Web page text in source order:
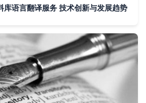
库语言翻译服务 技术创新与发展趋势